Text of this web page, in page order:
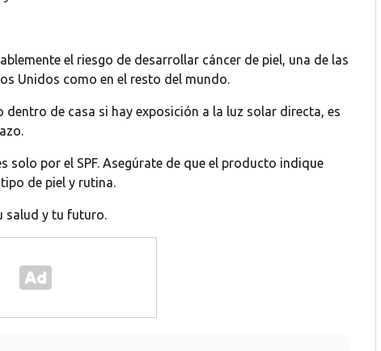
el riesgo de desarrollar cáncer de piel, una de las
Unidos como en el resto del mundo.
de casa si hay exposición a la luz solar directa, es
solo por el SPF. Asegúrate de que el producto indique
de piel y rutina.
salud y tu futuro.